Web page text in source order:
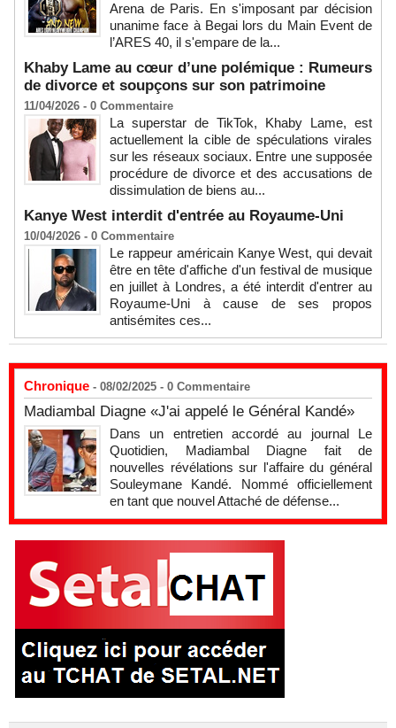
Arena de Paris. En s'imposant par décision
unanime face à Begai lors du Main Event de
l’ARES 40, il s'empare de la...
Khaby Lame au cœur d’une polémique : Rumeurs
de divorce et soupçons sur son patrimoine
11/04/2026 - 0 Commentaire
La superstar de TikTok, Khaby Lame, est
actuellement la cible de spéculations virales
sur les réseaux sociaux. Entre une supposée
procédure de divorce et des accusations de
dissimulation de biens au...
Kanye West interdit d'entrée au Royaume-Uni
10/04/2026 - 0 Commentaire
Le rappeur américain Kanye West, qui devait
être en tête d'affiche d'un festival de musique
en juillet à Londres, a été interdit d'entrer au
Royaume-Uni à cause de ses propos
antisémites ces...
Chronique - 08/02/2025 - 0 Commentaire
Madiambal Diagne «J'ai appelé le Général Kandé»
Dans un entretien accordé au journal Le
Quotidien, Madiambal Diagne fait de
nouvelles révélations sur l'affaire du général
Souleymane Kandé. Nommé officiellement
en tant que nouvel Attaché de défense...